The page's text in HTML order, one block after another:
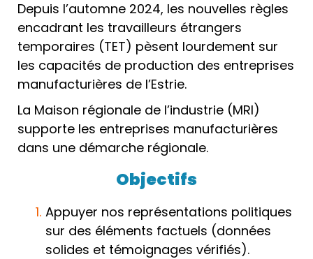
Depuis l’automne 2024, les nouvelles règles
encadrant les travailleurs étrangers
temporaires (TET) pèsent lourdement sur
les capacités de production des entreprises
manufacturières de l’Estrie.
La Maison régionale de l’industrie (MRI)
supporte les entreprises manufacturières
dans une démarche régionale.
Objectifs
Appuyer nos représentations politiques
sur des éléments factuels (données
solides et témoignages vérifiés).